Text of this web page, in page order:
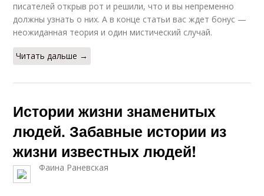
писателей открыв рот и решили, что и вы непременно
должны узнать о них. А в конце статьи вас ждет бонус —
неожиданная теория и один мистический случай.
Читать дальше →
Истории жизни знаменитых
людей. Забавные истории из
жизни известных людей!
Фаина Раневская